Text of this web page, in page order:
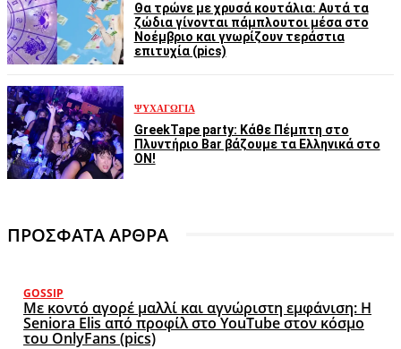
Θα τρώνε με χρυσά κουτάλια: Αυτά τα
ζώδια γίνονται πάμπλουτοι μέσα στο
Νοέμβριο και γνωρίζουν τεράστια
επιτυχία (pics)
ΨΥΧΑΓΩΓΊΑ
GreekTape party: Κάθε Πέμπτη στο
Πλυντήριο Bar βάζουμε τα Ελληνικά στο
ON!
ΠΡΟΣΦΑΤΑ ΑΡΘΡΑ
GOSSIP
Με κοντό αγορέ μαλλί και αγνώριστη εμφάνιση: Η
Seniora Elis από προφίλ στο YouTube στον κόσμο
του OnlyFans (pics)